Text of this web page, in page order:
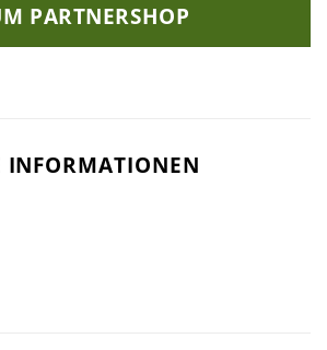
PARTNERSHOP
INFORMATIONEN